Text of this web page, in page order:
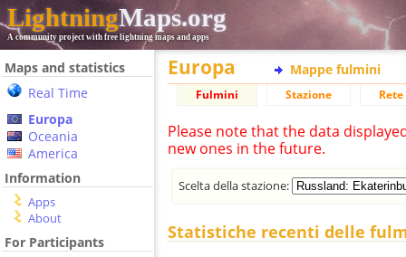
LightningMaps.org
A community project with free lightning maps and apps
Maps and statistics
Real Time
Europa
Oceania
America
Information
Apps
About
For Participants
Europa Mappe fulmini
Fulmini Stazione
Please note that the data
new ones in the future.
Scelta della stazione:
Statistiche recenti delle